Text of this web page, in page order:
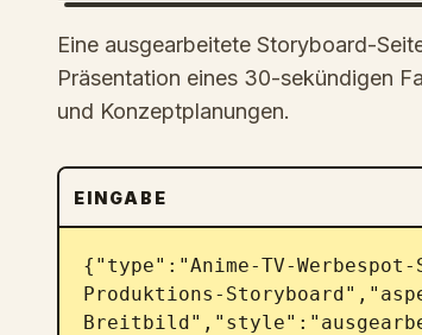
Eine ausgearbeitete Storyboard-
Präsentation eines 30-sekündigen
und Konzeptplanungen.
EINGABE
{"type":"Anime-TV-
Produktions-